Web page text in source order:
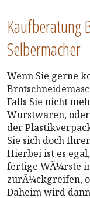
Kaufberatung
Selbermacher
Wenn Sie gerne
Falls Sie nicht
Wurstwaren,
der
Sie sich doch
Hierbei ist es
fertige WÃ¼rste
zurÃ¼ckgreifen,
Daheim wird